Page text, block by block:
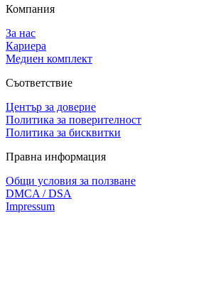
Компания
За нас
Кариера
Медиен комплект
Съответствие
Център за доверие
Политика за поверителност
Политика за бисквитки
Правна информация
Общи условия за ползване
DMCA / DSA
Impressum